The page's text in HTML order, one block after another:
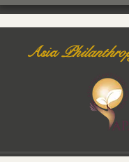
Asia